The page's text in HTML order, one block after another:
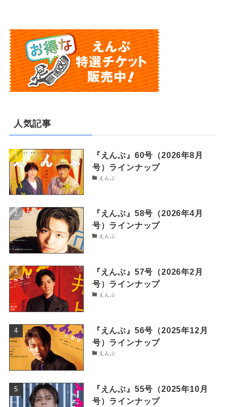
人気記事
『えんぶ』60号（2026年8月
号）ラインナップ
えんぶ
『えんぶ』58号（2026年4月
号）ラインナップ
えんぶ
『えんぶ』57号（2026年2月
号）ラインナップ
えんぶ
『えんぶ』56号（2025年12月
号）ラインナップ
えんぶ
『えんぶ』55号（2025年10月
号）ラインナップ